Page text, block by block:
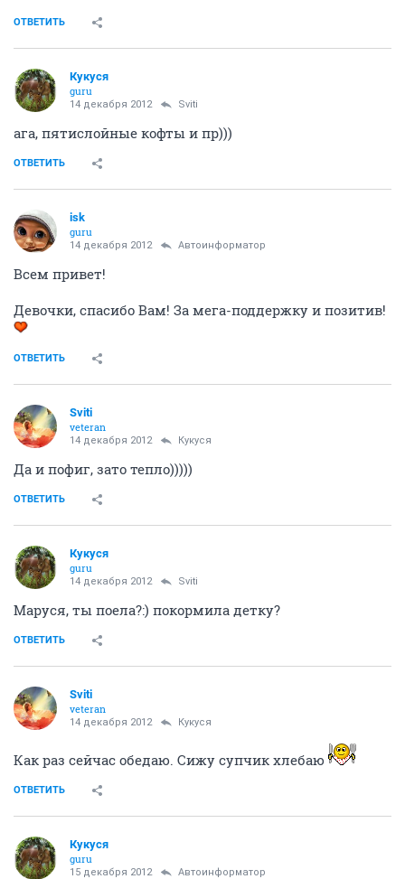
ОТВЕТИТЬ
Кукуся
guru
14 декабря 2012 Sviti
ага, пятислойные кофты и пр)))
ОТВЕТИТЬ
isk
guru
14 декабря 2012 Автоинформатор
Всем привет!
Девочки, спасибо Вам! За мега-поддержку и позитив!
ОТВЕТИТЬ
Sviti
veteran
14 декабря 2012 Кукуся
Да и пофиг, зато тепло)))))
ОТВЕТИТЬ
Кукуся
guru
14 декабря 2012 Sviti
Маруся, ты поела?:) покормила детку?
ОТВЕТИТЬ
Sviti
veteran
14 декабря 2012 Кукуся
Как раз сейчас обедаю. Сижу супчик хлебаю
ОТВЕТИТЬ
Кукуся
guru
15 декабря 2012 Автоинформатор